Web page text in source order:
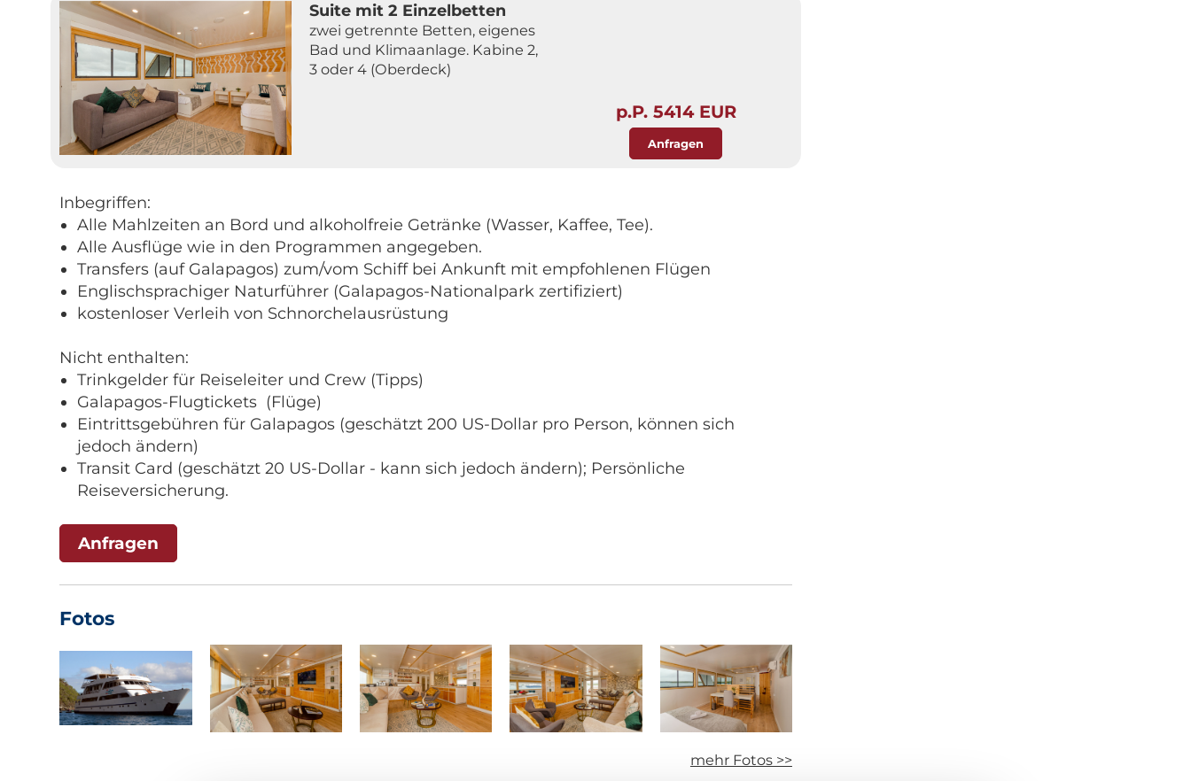
Suite mit 2 Einzelbetten
zwei getrennte Betten, eigenes
Bad und Klimaanlage. Kabine 2,
3 oder 4 (Oberdeck)
p.P. 5414 EUR
Anfragen
Inbegriffen:
Alle Mahlzeiten an Bord und alkoholfreie Getränke (Wasser, Kaffee, Tee).
Alle Ausflüge wie in den Programmen angegeben.
Transfers (auf Galapagos) zum/vom Schiff bei Ankunft mit empfohlenen Flügen
Englischsprachiger Naturführer (Galapagos-Nationalpark zertifiziert)
kostenloser Verleih von Schnorchelausrüstung
Nicht enthalten:
Trinkgelder für Reiseleiter und Crew (Tipps)
Galapagos-Flugtickets (Flüge)
Eintrittsgebühren für Galapagos (geschätzt 200 US-Dollar pro Person, können sich
jedoch ändern)
Transit Card (geschätzt 20 US-Dollar - kann sich jedoch ändern); Persönliche
Reiseversicherung.
Anfragen
Fotos